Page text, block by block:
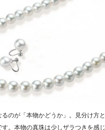
のが「本物かどうか」。見分け方
。本物の真珠は少しザラつきを感